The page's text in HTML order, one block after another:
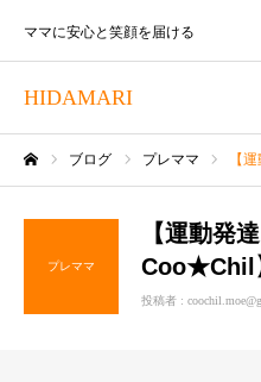
HIDAMARI
ママに安心と笑顔を届ける
ブログ プレママ 【
プレママ
【運動発
Coo★Chil
投稿者 :